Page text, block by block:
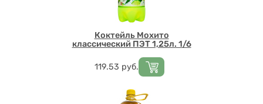
Коктейль Мохито
классический ПЭТ 1,25л. 1/6
Цена
119.53 руб.